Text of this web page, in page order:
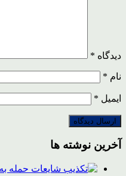
دیدگاه *
نام *
ایمیل *
آخرین نوشته ها